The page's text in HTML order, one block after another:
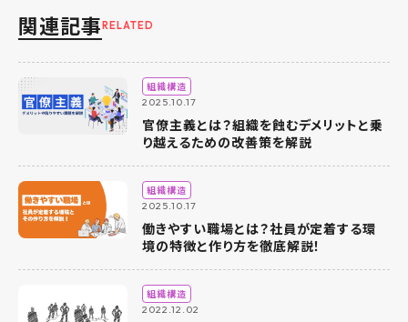
関連記事RELATED
組織構造
2025.10.17
官僚主義とは？組織を蝕むデメリットと乗
り越えるための改善策を解説
組織構造
2025.10.17
働きやすい職場とは？社員が定着する環
境の特徴と作り方を徹底解説！
組織構造
2022.12.02